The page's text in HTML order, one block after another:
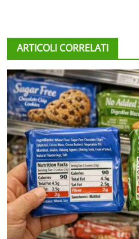
ARTICOLI CORRELATI